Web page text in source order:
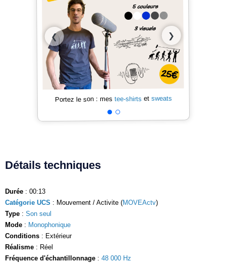
❮ ❯
Portez le son : mes tee-shirts et sweats
Détails techniques
Durée : 00:13
Catégorie UCS : Mouvement / Activite (MOVEActv)
Type : Son seul
Mode : Monophonique
Conditions : Extérieur
Réalisme : Réel
Fréquence d'échantillonnage : 48 000 Hz